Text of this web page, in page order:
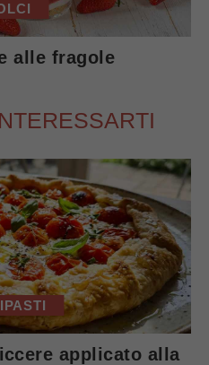
alle fragole
applicato alla